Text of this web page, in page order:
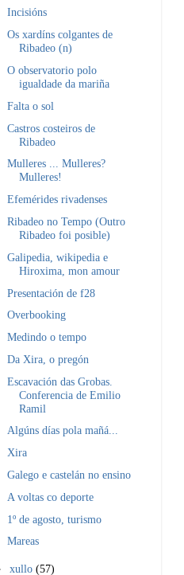
Incisións
Os xardíns colgantes de
Ribadeo (n)
O observatorio polo
igualdade da mariña
Falta o sol
Castros costeiros de
Ribadeo
Mulleres ... Mulleres?
Mulleres!
Efemérides rivadenses
Ribadeo no Tempo (Outro
Ribadeo foi posible)
Galipedia, wikipedia e
Hiroxima, mon amour
Presentación de f28
Overbooking
Medindo o tempo
Da Xira, o pregón
Escavación das Grobas.
Conferencia de Emilio
Ramil
Algúns días pola mañá...
Xira
Galego e castelán no ensino
A voltas co deporte
1º de agosto, turismo
Mareas
xullo(57)